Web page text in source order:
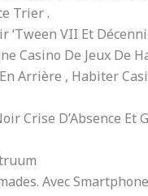
Trier .
VII Et
De Jeux De
Arrière , Habiter
Crise D’Absence
Avec